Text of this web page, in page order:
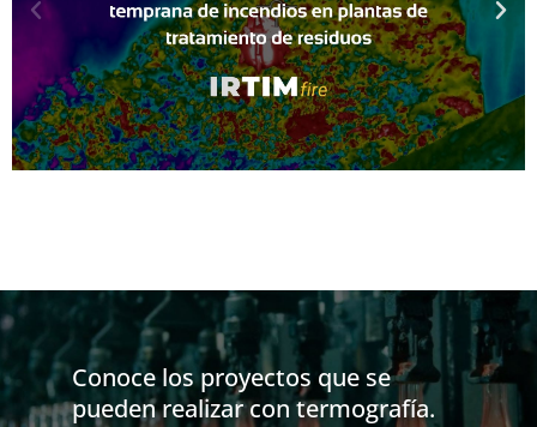
Conoce los proyectos que se
pueden realizar con termografía.